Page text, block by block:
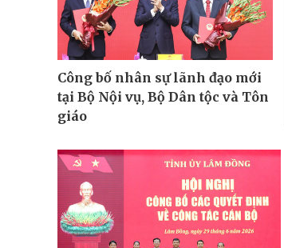
Công bố nhân sự lãnh đạo mới
tại Bộ Nội vụ, Bộ Dân tộc và Tôn
giáo